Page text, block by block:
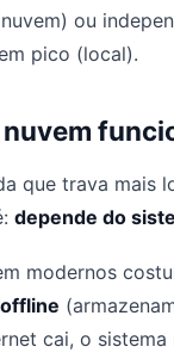
ou
pico (local).
nuvem
que trava mais
depende do
modernos
cai, o